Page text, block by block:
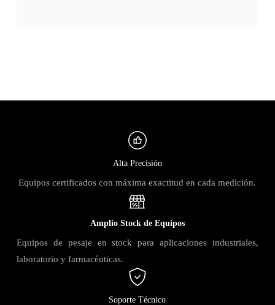
Alta Precisión
Equipos certificados con máxima exactitud en cada medición.
Amplio Stock de Equipos
Equipos de pesaje en stock para aplicaciones industriales,
laboratorio y farmacéuticas.
Soporte Técnico